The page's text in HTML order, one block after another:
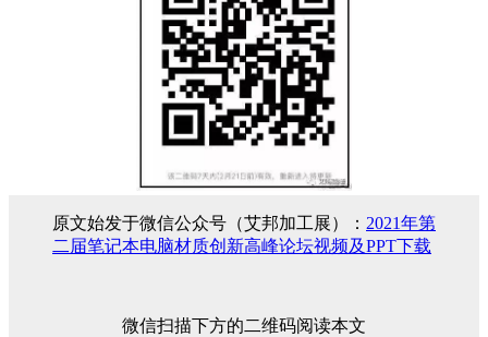
原文始发于微信公众号（艾邦加工展）： 2021年第
二届笔记本电脑材质创新高峰论坛视频及PPT下载
微信扫描下方的二维码阅读本文